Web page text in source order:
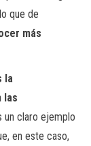
que de
más
la
las
un claro ejemplo
en este caso,